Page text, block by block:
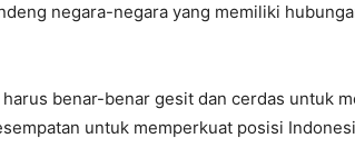
negara-negara yang memiliki
benar-benar gesit dan cerdas untuk
untuk memperkuat posisi